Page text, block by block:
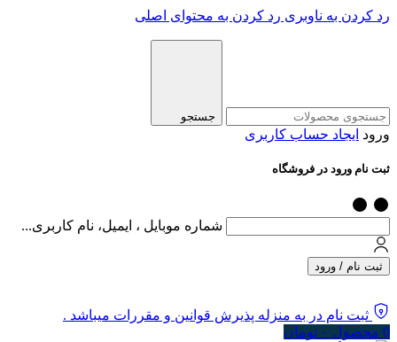
رد کردن به ناوبری رد کردن به محتوای اصلی
جستجو
ورود ایجاد حساب کاربری
ثبت نام ورود در فروشگاه
شماره موبایل ، ایمیل، نام کاربری...
ثبت نام / ورود
ثبت نام در به منزله پذیرش قوانین و مقررات میباشد .
0 محصول ۰ تومان